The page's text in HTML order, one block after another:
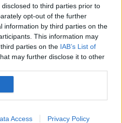
to third parties prior to
opt-out of the further
information by third parties on the
This information may
parties on the IAB’s List of
may further disclose it to other
Access Privacy Policy